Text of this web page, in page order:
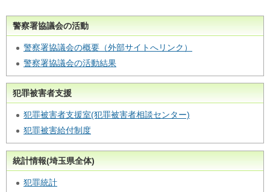
警察署協議会の活動
警察署協議会の概要（外部サイトへリンク）
警察署協議会の活動結果
犯罪被害者支援
犯罪被害者支援室(犯罪被害者相談センター)
犯罪被害給付制度
統計情報(埼玉県全体)
犯罪統計